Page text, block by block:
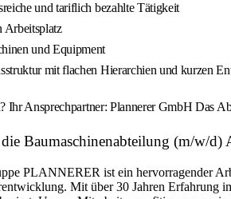
und tariflich bezahlte Tätigkeit
Arbeitsplatz
und Equipment
mit flachen Hierarchien und kurzen
Ihr Ansprechpartner: Plannerer GmbH Das
Baumaschinenabteilung (m/w/
PLANNERER ist ein hervorragender
Mit über 30 Jahren Erfahrung